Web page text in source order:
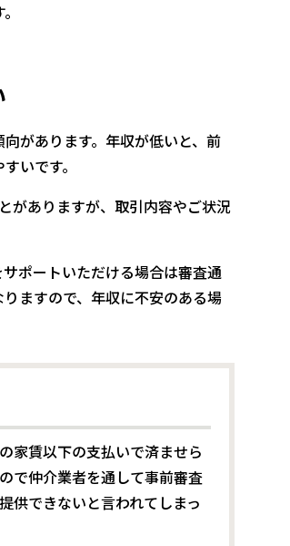
向があります。年収が低いと、前
いです。
がありますが、取引内容やご状況
ポートいただける場合は審査通
ますので、年収に不安のある場
家賃以下の支払いで済ませら
で仲介業者を通して事前審査
供できないと言われてしまっ